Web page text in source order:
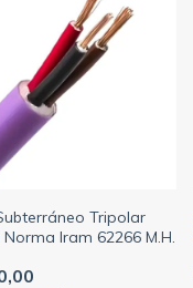
Tripolar
Iram 62266 M.H.